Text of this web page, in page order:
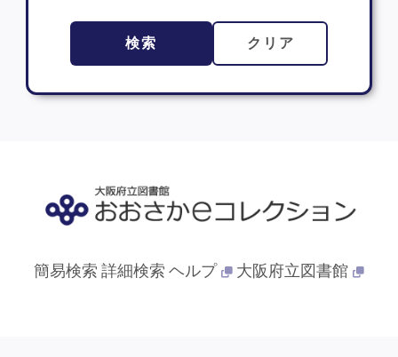
検索 クリア
簡易検索 詳細検索 ヘルプ 大阪府立図書館